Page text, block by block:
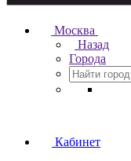
Москва
Назад
Города
Кабинет